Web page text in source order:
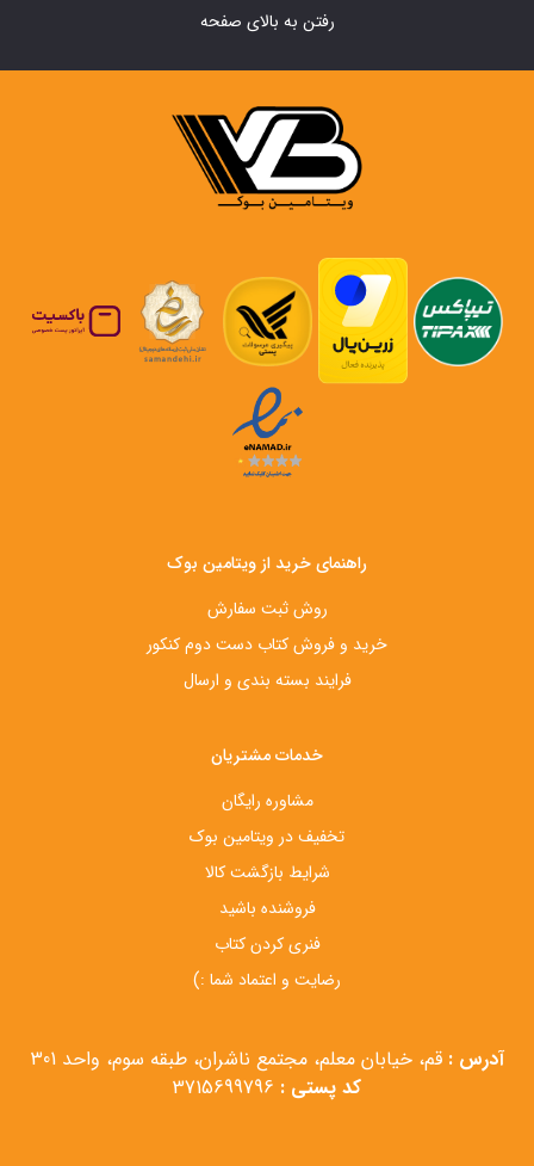
رفتن به بالای صفحه
راهنمای خرید از ویتامین بوک
روش ثبت سفارش
خرید و فروش کتاب دست‌ دوم کنکور
فرایند بسته بندی و ارسال
خدمات مشتریان
مشاوره رایگان
تخفیف در ویتامین بوک
شرایط بازگشت کالا
فروشنده باشید
فنری کردن کتاب
رضایت و اعتماد شما :)
آدرس : قم، خیابان معلم، مجتمع ناشران، طبقه سوم، واحد 301
کد پستی :